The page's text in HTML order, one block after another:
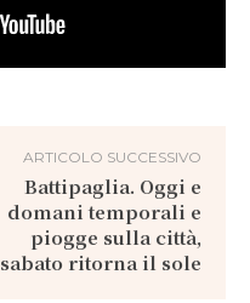
ARTICOLO SUCCESSIVO
Battipaglia. Oggi e
domani temporali e
piogge sulla città,
sabato ritorna il sole